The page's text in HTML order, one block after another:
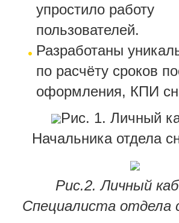
упростило работу
пользователей.
Разработаны
по расчёту сроков
оформления, КПИ
Рис. 1. Личный
Начальника отдела
Рис.2. Личный
Специалиста отдела